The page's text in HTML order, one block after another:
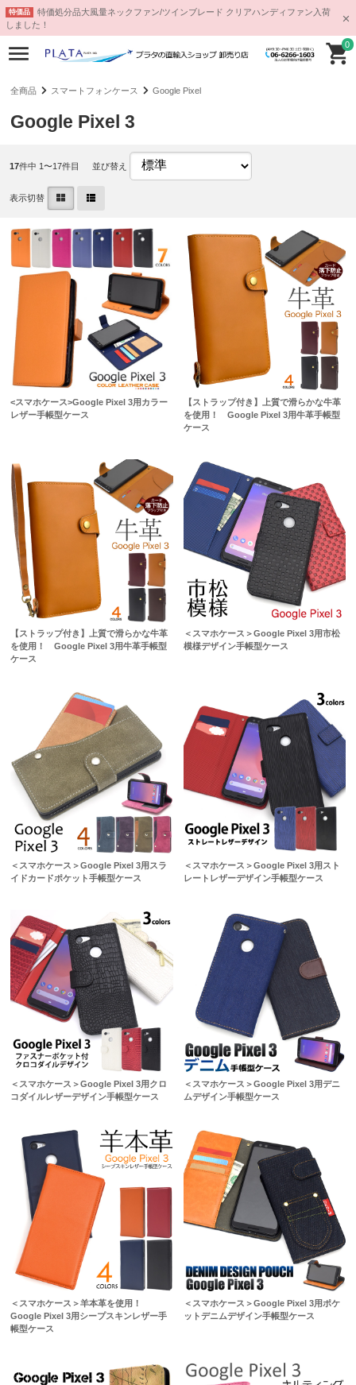
特価品
特価処分品大風量ネックファン/ツインブレード クリアハンディファン入荷
しました！
0
全商品 スマートフォンケース Google Pixel
Google Pixel 3
17件中 1〜17件目 並び替え
表示切替
<スマホケース>Google Pixel 3用カラー
レザー手帳型ケース
【ストラップ付き】上質で滑らかな牛革
を使用！ Google Pixel 3用牛革手帳型
ケース
【ストラップ付き】上質で滑らかな牛革
を使用！ Google Pixel 3用牛革手帳型
ケース
＜スマホケース＞Google Pixel 3用市松
模様デザイン手帳型ケース
＜スマホケース＞Google Pixel 3用スラ
イドカードポケット手帳型ケース
＜スマホケース＞Google Pixel 3用スト
レートレザーデザイン手帳型ケース
＜スマホケース＞Google Pixel 3用クロ
コダイルレザーデザイン手帳型ケース
＜スマホケース＞Google Pixel 3用デニ
ムデザイン手帳型ケース
＜スマホケース＞羊本革を使用！
Google Pixel 3用シープスキンレザー手
帳型ケース
＜スマホケース＞Google Pixel 3用ポケ
ットデニムデザイン手帳型ケース